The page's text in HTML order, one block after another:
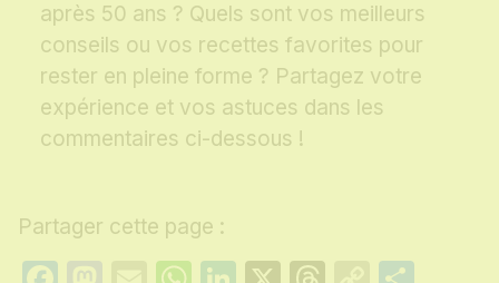
après 50 ans ? Quels sont vos meilleurs
conseils ou vos recettes favorites pour
rester en pleine forme ? Partagez votre
expérience et vos astuces dans les
commentaires ci-dessous !
Partager cette page :